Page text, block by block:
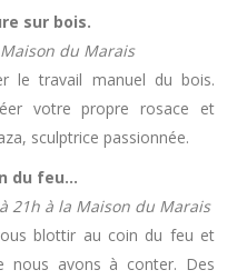
sur bois.
du Marais
le travail manuel du bois.
votre propre rosace et
sculptrice passionnée.
du feu…
21h à la Maison du Marais
blottir au coin du feu et
nous avons à conter. Des